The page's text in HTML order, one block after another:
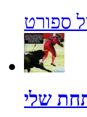
ספורט